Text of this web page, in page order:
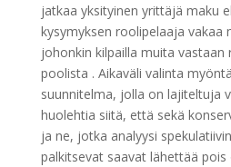
jatkaa yksityinen yrittäjä maku
kysymyksen roolipelaaja vakaa
johonkin kilpailla muita vastaan
poolista . Aikaväli valinta
suunnitelma, jolla on lajiteltuja
huolehtia siitä, että sekä
ja ne, jotka analyysi
palkitsevat saavat lähettää